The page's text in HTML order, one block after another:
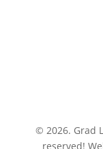
© 2026. Grad
reserved!